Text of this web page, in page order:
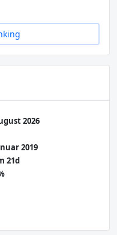
2026
2019
21d